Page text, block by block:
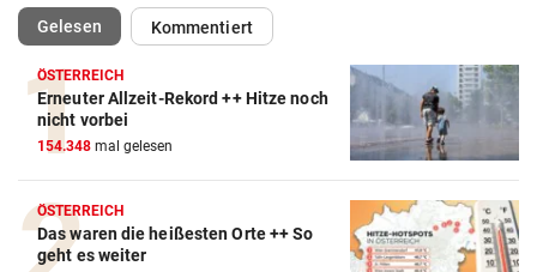
Gelesen(ausgewählt)Kommentiert
ÖSTERREICH
Erneuter Allzeit-Rekord ++ Hitze noch
nicht vorbei
154.348 mal gelesen
ÖSTERREICH
Das waren die heißesten Orte ++ So
geht es weiter
Action-Cam Vergleich
ZUM VERGLEICH
Crosstrainer Vergleich
ZUM VERGLEICH